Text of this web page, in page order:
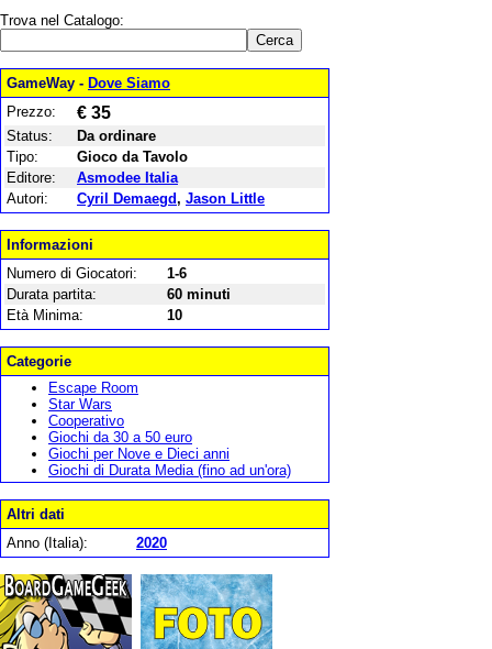
Trova nel Catalogo:
GameWay - Dove Siamo
Prezzo:
€ 35
Status:
Da ordinare
Tipo:
Gioco da Tavolo
Editore:
Asmodee Italia
Autori:
Cyril Demaegd, Jason Little
Informazioni
Numero di Giocatori:
1-6
Durata partita:
60 minuti
Età Minima:
10
Categorie
Escape Room
Star Wars
Cooperativo
Giochi da 30 a 50 euro
Giochi per Nove e Dieci anni
Giochi di Durata Media (fino ad un'ora)
Altri dati
Anno (Italia):
2020